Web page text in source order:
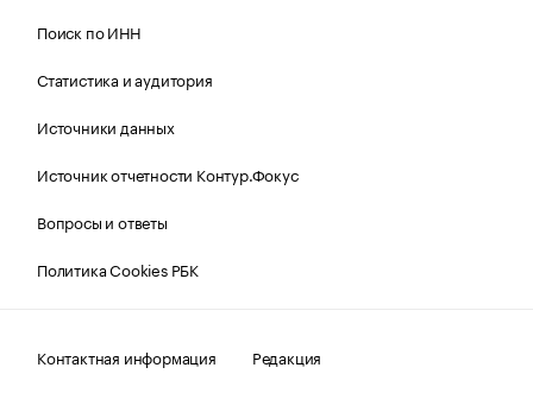
Поиск по ИНН
Статистика и аудитория
Источники данных
Источник отчетности Контур.Фокус
Вопросы и ответы
Политика Cookies РБК
Контактная информация
Редакция